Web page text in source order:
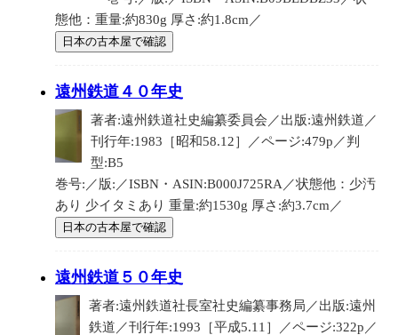
態他：重量:約830g 厚さ:約1.8cm／
日本の古本屋で確認
遠州鉄道４０年史
著者:遠州鉄道社史編纂委員会／出版:遠州鉄道／
刊行年:1983［昭和58.12］／ページ:479p／判
型:B5
巻号:／版:／ISBN・ASIN:B000J725RA／状態他：少汚
あり 少イタミあり 重量:約1530g 厚さ:約3.7cm／
日本の古本屋で確認
遠州鉄道５０年史
著者:遠州鉄道社長室社史編纂事務局／出版:遠州
鉄道／刊行年:1993［平成5.11］／ページ:322p／